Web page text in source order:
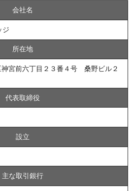
会社名
ジ
所在地
神宮前六丁目２３番４号 桑野ビル２
代表取締役
設立
主な取引銀行